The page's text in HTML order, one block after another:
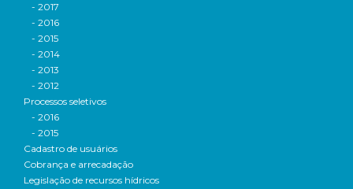
- 2017
- 2016
- 2015
- 2014
- 2013
- 2012
Processos seletivos
- 2016
- 2015
Cadastro de usuários
Cobrança e arrecadação
Legislação de recursos hídricos